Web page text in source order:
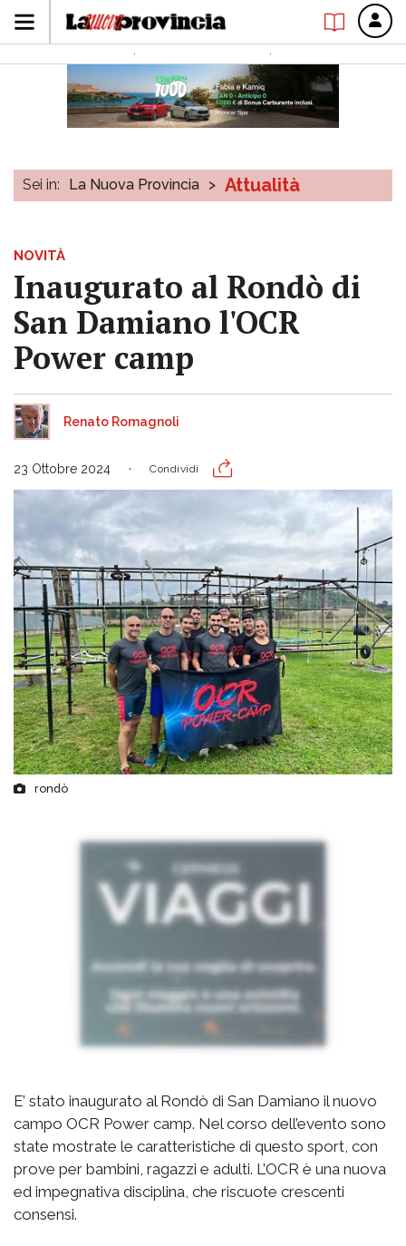
Sei in: La Nuova Provincia > Attualità
NOVITÀ
Inaugurato al Rondò di
San Damiano l'OCR
Power camp
Renato Romagnoli
23 Ottobre 2024 Condividi
rondò
E’ stato inaugurato al Rondò di San Damiano il nuovo
campo OCR Power camp. Nel corso dell’evento sono
state mostrate le caratteristiche di questo sport, con
prove per bambini, ragazzi e adulti. L’OCR è una nuova
ed impegnativa disciplina, che riscuote crescenti
consensi.